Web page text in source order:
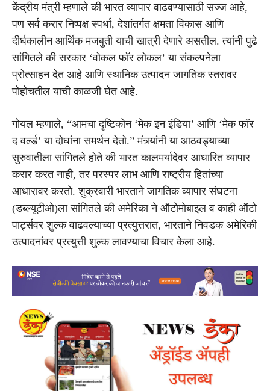
केंद्रीय मंत्री म्हणाले की भारत व्यापार वाढवण्यासाठी सज्ज आहे,
पण सर्व करार निष्पक्ष स्पर्धा, देशांतर्गत क्षमता विकास आणि
दीर्घकालीन आर्थिक मजबुती याची खात्री देणारे असतील. त्यांनी पुढे
सांगितले की सरकार ‘वोकल फॉर लोकल’ या संकल्पनेला
प्रोत्साहन देत आहे आणि स्थानिक उत्पादन जागतिक स्तरावर
पोहोचतील याची काळजी घेत आहे.
गोयल म्हणाले, “आमचा दृष्टिकोन ‘मेक इन इंडिया’ आणि ‘मेक फॉर
द वर्ल्ड’ या दोघांना समर्थन देतो.” मंत्र्यांनी या आठवड्याच्या
सुरुवातीला सांगितले होते की भारत कालमर्यादेवर आधारित व्यापार
करार करत नाही, तर परस्पर लाभ आणि राष्ट्रीय हितांच्या
आधारावर करतो. शुक्रवारी भारताने जागतिक व्यापार संघटना
(डब्ल्यूटीओ)ला सांगितले की अमेरिका ने ऑटोमोबाइल व काही ऑटो
पार्ट्सवर शुल्क वाढवल्याच्या प्रत्युत्तरात, भारताने निवडक अमेरिकी
उत्पादनांवर प्रत्युत्ती शुल्क लावण्याचा विचार केला आहे.